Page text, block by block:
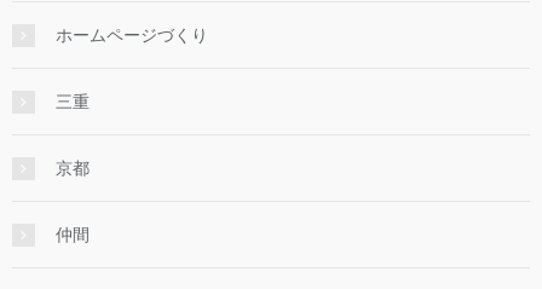
ホームページづくり
三重
京都
仲間